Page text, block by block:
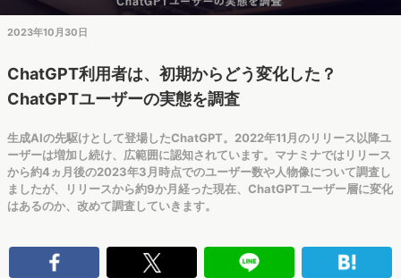
2023年10月30日
ChatGPT利用者は、初期からどう変化した？
ChatGPTユーザーの実態を調査
生成AIの先駆けとして登場したChatGPT。2022年11月のリリース以降ユ
ーザーは増加し続け、広範囲に認知されています。マナミナではリリース
から約4ヵ月後の2023年3月時点でのユーザー数や人物像について調査し
ましたが、リリースから約9か月経った現在、ChatGPTユーザー層に変化
はあるのか、改めて調査していきます。